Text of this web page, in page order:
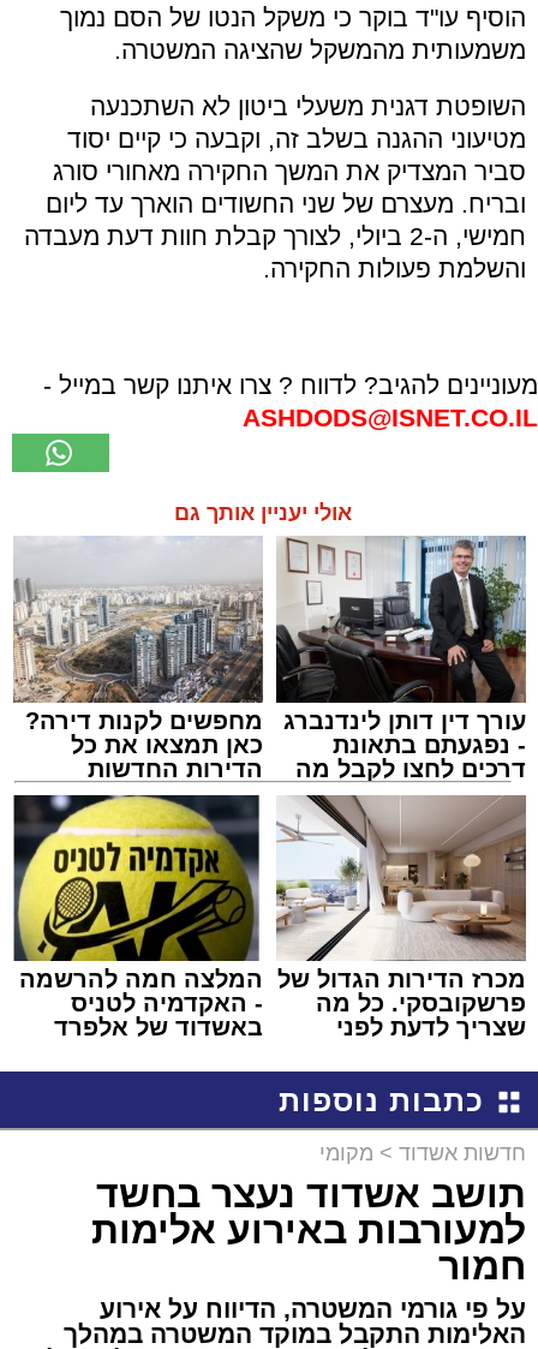
הוסיף עו"ד בוקר כי משקל הנטו של הסם נמוך
משמעותית מהמשקל שהציגה המשטרה.
השופטת דגנית משעלי ביטון לא השתכנעה
מטיעוני ההגנה בשלב זה, וקבעה כי קיים יסוד
סביר המצדיק את המשך החקירה מאחורי סורג
ובריח. מעצרם של שני החשודים הוארך עד ליום
חמישי, ה-2 ביולי, לצורך קבלת חוות דעת מעבדה
והשלמת פעולות החקירה.
מעוניינים להגיב? לדווח ? צרו איתנו קשר במייל -
ASHDODS@ISNET.CO.IL
אולי יעניין אותך גם
עורך דין דותן לינדנברג
- נפגעתם בתאונת
דרכים לחצו לקבל מה
שמגיע לכם
מחפשים לקנות דירה?
כאן תמצאו את כל
הדירות החדשות
למכירה באשדוד >>>
מכרז הדירות הגדול של
פרשקובסקי. כל מה
שצריך לדעת לפני
באשדוד
המלצה חמה להרשמה
- האקדמיה לטניס
באשדוד של אלפרד
כתבות נוספות
חדשות אשדוד > מקומי
תושב אשדוד נעצר בחשד
למעורבות באירוע אלימות
חמור
על פי גורמי המשטרה, הדיווח על אירוע
האלימות התקבל במוקד המשטרה במהלך